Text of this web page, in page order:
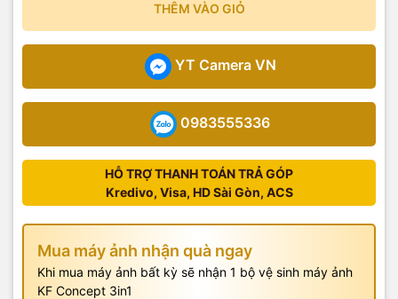
THÊM VÀO GIỎ
YT Camera VN
0983555336
HỖ TRỢ THANH TOÁN TRẢ GÓP
Kredivo, Visa, HD Sài Gòn, ACS
Mua máy ảnh nhận quà ngay
Khi mua máy ảnh bất kỳ sẽ nhận 1 bộ vệ sinh máy ảnh
KF Concept 3in1